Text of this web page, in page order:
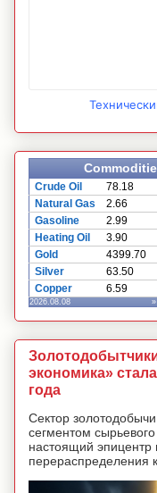
Crude Oil 78.18
Natural Gas
2.66
Gasoline
2.99
Heating Oil
3.90
Gold
4399.70
Silver
63.50
Copper
6.59
2026.08.08
экономика»
года
Сектор
сегментом
настоящий эпицентр
перераспределения